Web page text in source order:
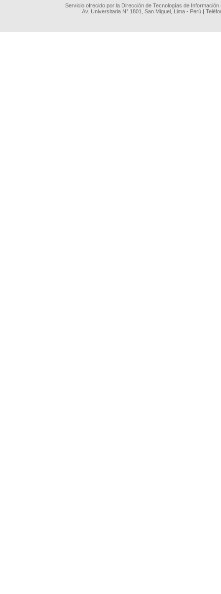
Servicio ofrecido por la Dirección de Tecnologías de
Av. Universitaria N° 1801, San Miguel, Lima - Perú |